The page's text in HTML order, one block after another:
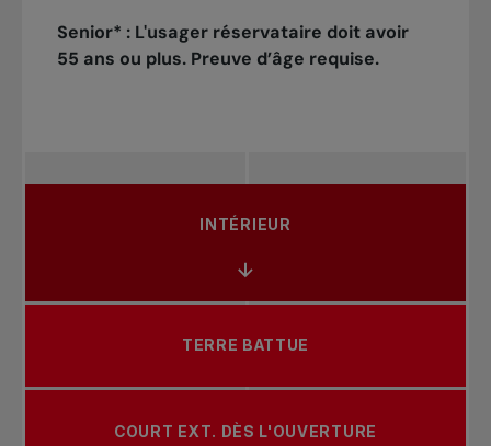
Senior* : L'usager réservataire doit avoir
55 ans ou plus. Preuve d’âge requise.
INTÉRIEUR
TERRE BATTUE
COURT EXT. DÈS L'OUVERTURE